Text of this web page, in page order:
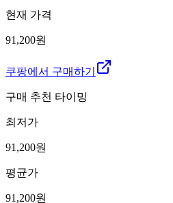
현재 가격
91,200원
쿠팡에서 구매하기
구매 추천 타이밍
최저가
91,200원
평균가
91,200원